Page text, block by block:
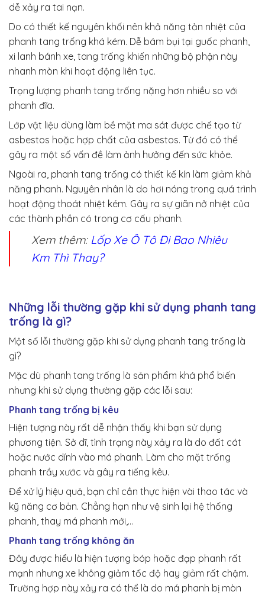
dễ xảy ra tai nạn.
Do có thiết kế nguyên khối nên khả năng tản nhiệt của
phanh tang trống khá kém. Dễ bám bụi tại guốc phanh,
xi lanh bánh xe, tang trống khiến những bộ phận này
nhanh mòn khi hoạt động liên tục.
Trọng lượng phanh tang trống nặng hơn nhiều so với
phanh đĩa.
Lớp vật liệu dùng làm bề mặt ma sát được chế tạo từ
asbestos hoặc hợp chất của asbestos. Từ đó có thể
gây ra một số vấn đề làm ảnh hưởng đến sức khỏe.
Ngoài ra, phanh tang trống có thiết kế kín làm giảm khả
năng phanh. Nguyên nhân là do hơi nóng trong quá trình
hoạt động thoát nhiệt kém. Gây ra sự giãn nở nhiệt của
các thành phần có trong cơ cấu phanh.
Xem thêm: Lốp Xe Ô Tô Đi Bao Nhiêu
Km Thì Thay?
Những lỗi thường gặp khi sử dụng phanh tang
trống là gì?
Một số lỗi thường gặp khi sử dụng phanh tang trống là
gì?
Mặc dù phanh tang trống là sản phẩm khá phổ biến
nhưng khi sử dụng thường gặp các lỗi sau:
Phanh tang trống bị kêu
Hiện tượng này rất dễ nhận thấy khi bạn sử dụng
phương tiện. Sở dĩ, tình trạng này xảy ra là do đất cát
hoặc nước dính vào má phanh. Làm cho mặt trống
phanh trầy xước và gây ra tiếng kêu.
Để xử lý hiệu quả, bạn chỉ cần thực hiện vài thao tác và
kỹ năng cơ bản. Chẳng hạn như vệ sinh lại hệ thống
phanh, thay má phanh mới,…
Phanh tang trống không ăn
Đây được hiểu là hiện tượng bóp hoặc đạp phanh rất
mạnh nhưng xe không giảm tốc độ hay giảm rất chậm.
Trường hợp này xảy ra có thể là do má phanh bị mòn